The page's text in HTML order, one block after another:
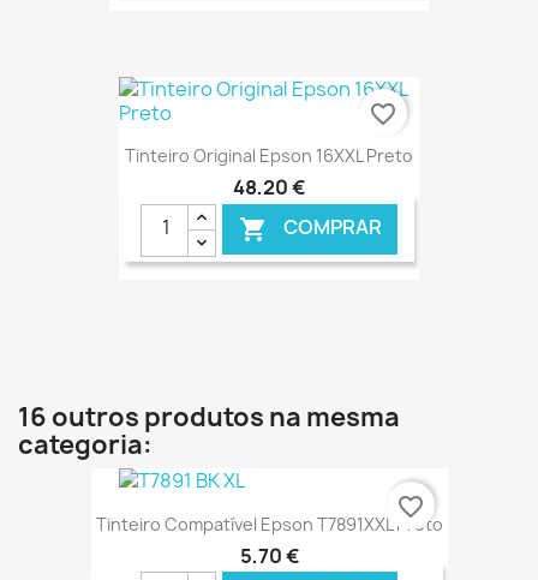
€ ONLINE
Tinteiro Original Epson 16XXL Preto
48,20 €
 COMPRAR
favorite_border
16 outros produtos na mesma
categoria:
Tinteiro Compatível Epson T7891XXL Preto
5,70 €
favorite_border